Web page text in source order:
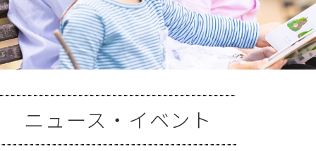
ニュース・イベント